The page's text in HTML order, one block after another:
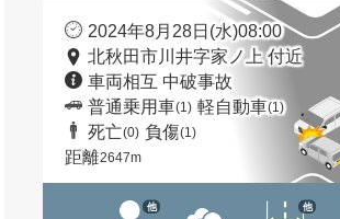
2024年8月28日(水)08:00
北秋田市川井字家ノ上 付近
車両相互 中破事故
普通乗用車(1) 軽自動車(1)
死亡(0) 負傷(1)
距離2647m
他 他